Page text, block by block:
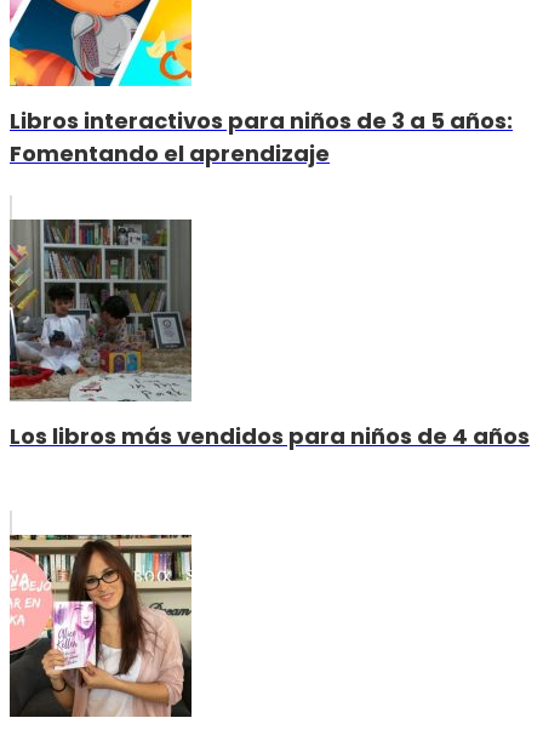
Libros interactivos para niños de 3 a 5 años:
Fomentando el aprendizaje
Los libros más vendidos para niños de 4 años